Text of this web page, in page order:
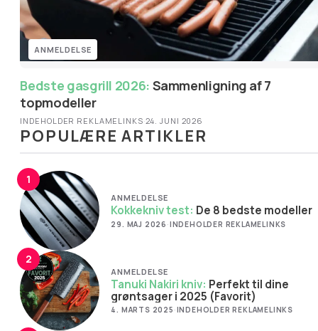
ANMELDELSE
Bedste gasgrill 2026:
topmodeller
INDEHOLDER REKLAMELINKS·24. JUNI 2026
POPULÆRE ARTIKLER
1
ANMELDELSE
Kokkekniv test: De 8 bedste modeller
29. MAJ 2026 ·INDEHOLDER REKLAMELINKS
2
ANMELDELSE
Tanuki Nakiri kniv:
grøntsager i 2025 (Favorit)
4. MARTS 2025 ·INDEHOLDER REKLAMELINKS